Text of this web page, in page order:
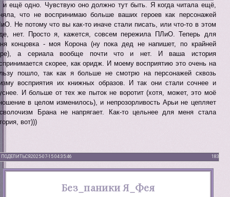
и ещё одно. Чувствую оно должно тут быть. Я когда читала ещё,
что не воспринимаю больше ваших героев как персонажей
Не потому что вы как-то иначе стали писать, или что-то в этом
нет. Просто я, кажется, совсем пережила ПЛиО. Теперь для
концовка - моя Корона (ну пока дед не напишет, по крайней
а сериала вообще почти что и нет. И ваша история
скорее, как оридж. И моему восприятию это очень на
пошло, так как я больше не смотрю на персонажей сквозь
восприятия их книжных образов. И так они стали сочнее и
И больше от тех же пыток не воротит (хотя, может, это моё
в целом изменилось), и непрозорливость Арьи не цепляет
Брана не напрягает. Как-то цельнее для меня стала
вот)))
ПОДЕЛИТЬСЯ 183
2025-07-15 04:35:46
Без_паники Я_Фея